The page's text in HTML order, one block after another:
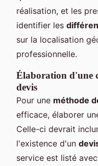
réalisation, et les
identifier les
sur la localisation
professionnelle.
Élaboration d'une
devis
Pour une méthode
efficace, élaborer
Celle-ci devrait
l'existence d'un
service est listé